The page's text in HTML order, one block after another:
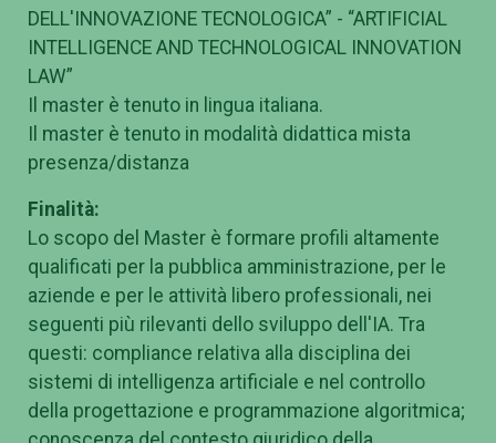
DELL'INNOVAZIONE TECNOLOGICA” - “ARTIFICIAL
INTELLIGENCE AND TECHNOLOGICAL INNOVATION
LAW”
Il master è tenuto in lingua italiana.
Il master è tenuto in modalità didattica mista
presenza/distanza
Finalità:
Lo scopo del Master è formare profili altamente
qualificati per la pubblica amministrazione, per le
aziende e per le attività libero professionali, nei
seguenti più rilevanti dello sviluppo dell'IA. Tra
questi: compliance relativa alla disciplina dei
sistemi di intelligenza artificiale e nel controllo
della progettazione e programmazione algoritmica;